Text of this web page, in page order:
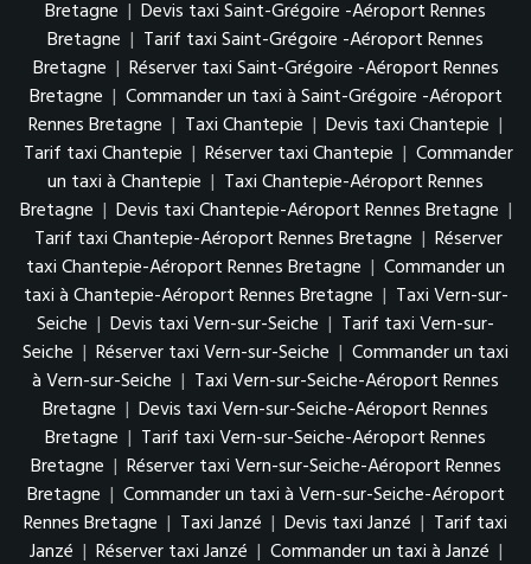
Bretagne | Devis taxi Saint-Grégoire -Aéroport Rennes
Bretagne | Tarif taxi Saint-Grégoire -Aéroport Rennes
Bretagne | Réserver taxi Saint-Grégoire -Aéroport Rennes
Bretagne | Commander un taxi à Saint-Grégoire -Aéroport
Rennes Bretagne | Taxi Chantepie | Devis taxi Chantepie |
Tarif taxi Chantepie | Réserver taxi Chantepie | Commander
un taxi à Chantepie | Taxi Chantepie-Aéroport Rennes
Bretagne | Devis taxi Chantepie-Aéroport Rennes Bretagne |
Tarif taxi Chantepie-Aéroport Rennes Bretagne | Réserver
taxi Chantepie-Aéroport Rennes Bretagne | Commander un
taxi à Chantepie-Aéroport Rennes Bretagne | Taxi Vern-sur-
Seiche | Devis taxi Vern-sur-Seiche | Tarif taxi Vern-sur-
Seiche | Réserver taxi Vern-sur-Seiche | Commander un taxi
à Vern-sur-Seiche | Taxi Vern-sur-Seiche-Aéroport Rennes
Bretagne | Devis taxi Vern-sur-Seiche-Aéroport Rennes
Bretagne | Tarif taxi Vern-sur-Seiche-Aéroport Rennes
Bretagne | Réserver taxi Vern-sur-Seiche-Aéroport Rennes
Bretagne | Commander un taxi à Vern-sur-Seiche-Aéroport
Rennes Bretagne | Taxi Janzé | Devis taxi Janzé | Tarif taxi
Janzé | Réserver taxi Janzé | Commander un taxi à Janzé |